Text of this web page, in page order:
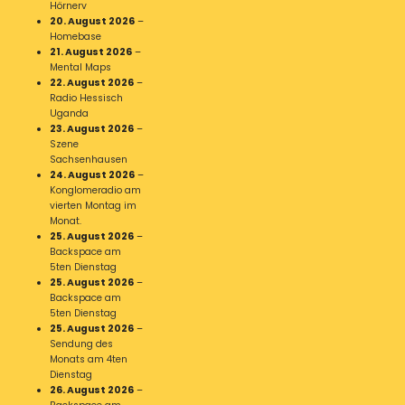
Hörnerv
20. August 2026 –
Homebase
21. August 2026 –
Mental Maps
22. August 2026 –
Radio Hessisch
Uganda
23. August 2026 –
Szene
Sachsenhausen
24. August 2026 –
Konglomeradio am
vierten Montag im
Monat.
25. August 2026 –
Backspace am
5ten Dienstag
25. August 2026 –
Backspace am
5ten Dienstag
25. August 2026 –
Sendung des
Monats am 4ten
Dienstag
26. August 2026 –